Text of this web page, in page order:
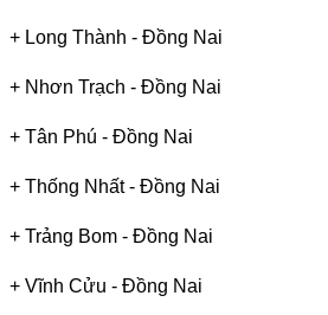
+ Long Thành-Đồng Nai
+ Nhơn Trạch-Đồng Nai
+Tân Phú-Đồng Nai
+Thống Nhất-Đồng Nai
+Trảng Bom-Đồng Nai
+Vĩnh Cửu-Đồng Nai